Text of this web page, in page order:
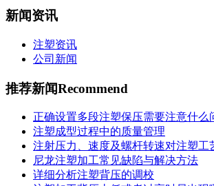
新闻资讯
注塑资讯
公司新闻
推荐新闻Recommend
正确设置多段注塑保压需要注意什么
注塑成型过程中的质量管理
注射压力、速度及螺杆转速对注塑工
尼龙注塑加工常见缺陷与解决方法
详细分析注塑背压的调校